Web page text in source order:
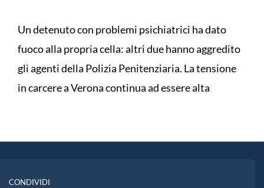
Un detenuto con problemi psichiatrici ha dato
fuoco alla propria cella: altri due hanno aggredito
gli agenti della Polizia Penitenziaria. La tensione
in carcere a Verona continua ad essere alta
CONDIVIDI